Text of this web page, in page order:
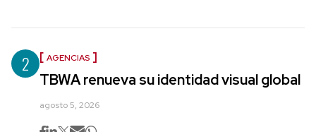
2 AGENCIAS
TBWA renueva su identidad visual global
agosto 5, 2026